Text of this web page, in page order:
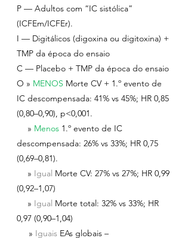
P — Adultos com “IC sistólica”
(ICFEm/ICFEr).
I — Digitálicos (digoxina ou digitoxina) +
TMP da época do ensaio
C — Placebo + TMP da época do ensaio
O » MENOS Morte CV + 1.º evento de
IC descompensada: 41% vs 45%; HR 0,85
(0,80–0,90), p<0,001.
» Menos 1.º evento de IC
descompensada: 26% vs 33%; HR 0,75
(0,69–0,81).
» Igual Morte CV: 27% vs 27%; HR 0,99
(0,92–1,07)
» Igual Morte total: 32% vs 33%; HR
0,97 (0,90–1,04)
» Iguais EAs globais –